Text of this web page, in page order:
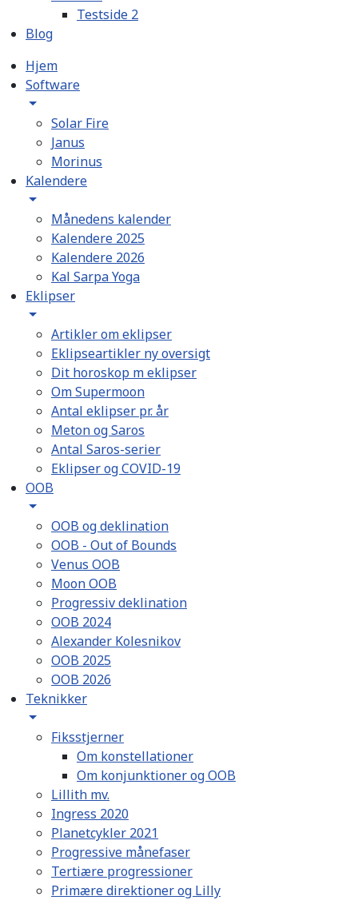
Testside 2
Blog
Hjem
Software
Solar Fire
Janus
Morinus
Kalendere
Månedens kalender
Kalendere 2025
Kalendere 2026
Kal Sarpa Yoga
Eklipser
Artikler om eklipser
Eklipseartikler ny oversigt
Dit horoskop m eklipser
Om Supermoon
Antal eklipser pr. år
Meton og Saros
Antal Saros-serier
Eklipser og COVID-19
OOB
OOB og deklination
OOB - Out of Bounds
Venus OOB
Moon OOB
Progressiv deklination
OOB 2024
Alexander Kolesnikov
OOB 2025
OOB 2026
Teknikker
Fiksstjerner
Om konstellationer
Om konjunktioner og OOB
Lillith mv.
Ingress 2020
Planetcykler 2021
Progressive månefaser
Tertiære progressioner
Primære direktioner og Lilly